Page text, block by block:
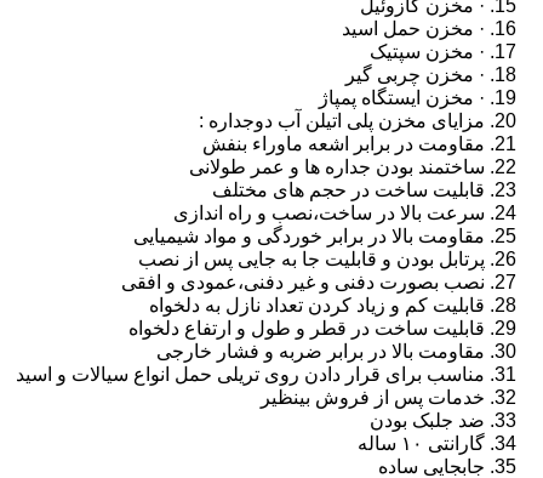
· مخزن گازوئیل
· مخزن حمل اسید
· مخزن سپتیک
· مخزن چربی گیر
· مخزن ایستگاه پمپاژ
مزایای مخزن پلی اتیلن آب دوجداره :
مقاومت در برابر اشعه ماوراء بنفش
ساختمند بودن جداره ها و عمر طولانی
قابلیت ساخت در حجم های مختلف
سرعت بالا در ساخت،نصب و راه اندازی
مقاومت بالا در برابر خوردگی و مواد شیمیایی
پرتابل بودن و قابلیت جا به جایی پس از نصب
نصب بصورت دفنی و غیر دفنی،عمودی و افقی
قابلیت کم و زیاد کردن تعداد نازل به دلخواه
قابلیت ساخت در قطر و طول و ارتفاع دلخواه
مقاومت بالا در برابر ضربه و فشار خارجی
مناسب برای قرار دادن روی تریلی حمل انواع سیالات و اسید
خدمات پس از فروش بینظیر
ضد جلبک بودن
گارانتی ۱۰ ساله
جابجایی ساده